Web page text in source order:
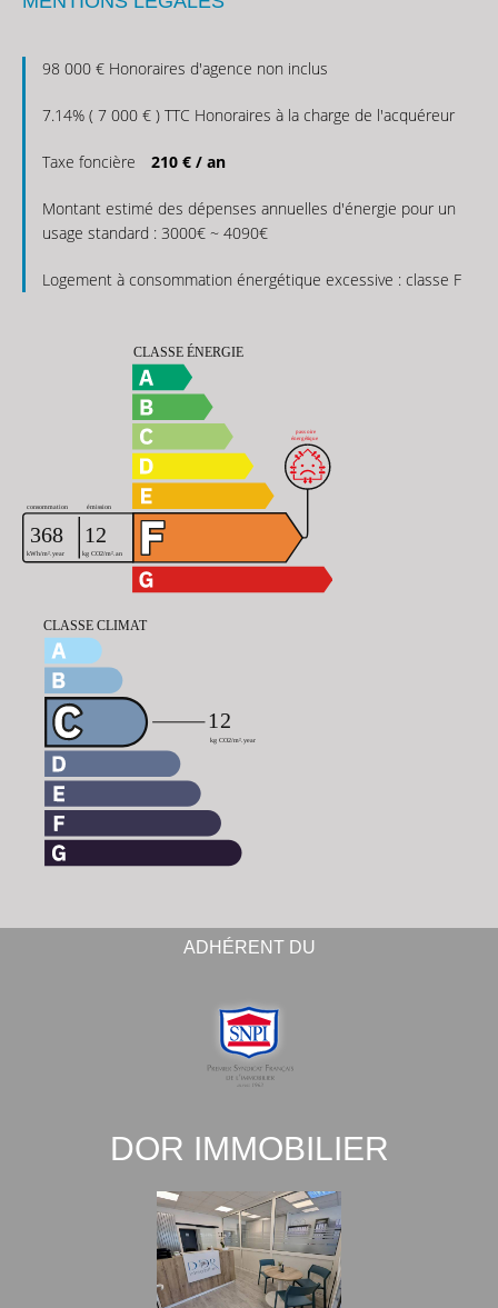
98 000 € Honoraires d'agence non inclus
7.14% ( 7 000 € ) TTC Honoraires à la charge de l'acquéreur
Taxe foncière 210 € / an
Montant estimé des dépenses annuelles d'énergie pour un
usage standard : 3000€ ~ 4090€
Logement à consommation énergétique excessive : classe F
ADHÉRENT DU
DOR IMMOBILIER